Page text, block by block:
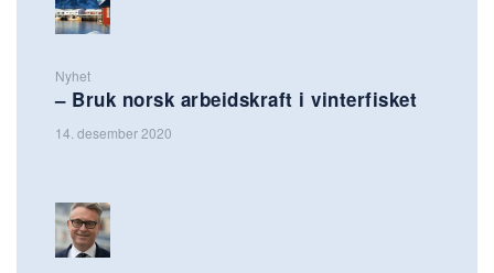
Nyhet
– Bruk norsk arbeidskraft i vinterfisket
14. desember 2020